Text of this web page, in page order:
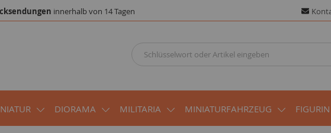
innerhalb von 14 Tagen
DIORAMA MILITARIA MINIATURFAHRZEUG FIGURIN